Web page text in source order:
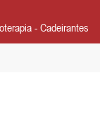
- Cadeirantes